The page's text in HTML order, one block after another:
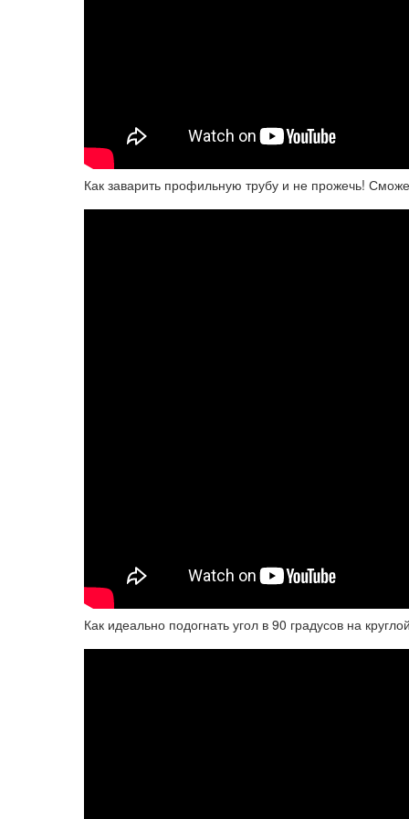
Как заварить профильную трубу и не прожечь!
Как идеально подогнать угол в 90 градусов на